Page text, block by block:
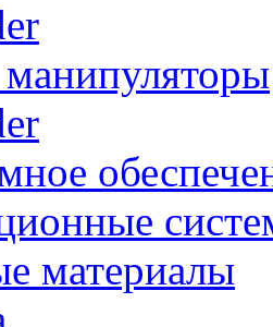
материалы